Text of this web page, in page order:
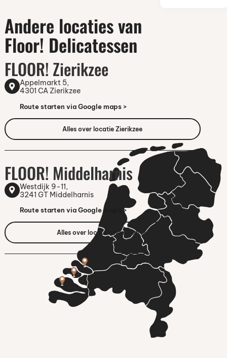
Andere locaties van
Floor! Delicatessen
FLOOR! Zierikzee
Appelmarkt 5,
4301 CA Zierikzee
Route starten via Google maps >
Alles over locatie Zierikzee
FLOOR! Middelharnis
Westdijk 9-11,
3241 GT Middelharnis
Route starten via Google maps >
Alles over locatie Middelharnis